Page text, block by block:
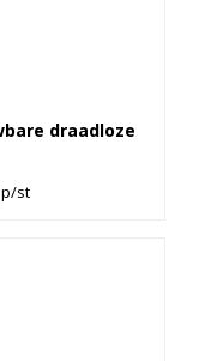
draadloze
p/st